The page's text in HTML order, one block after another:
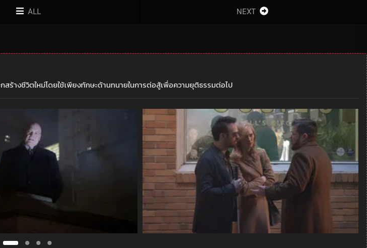
ALL NEXT
างชีวิตใหม่โดยใช้เพียงทักษะด้านทนายในการต่อสู้เพื่อความยุติธรรมต่อไป